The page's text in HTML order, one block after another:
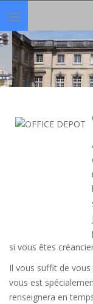
Toggle
navigation
si vous êtes
Il vous suffit de vous
vous est
renseignera en